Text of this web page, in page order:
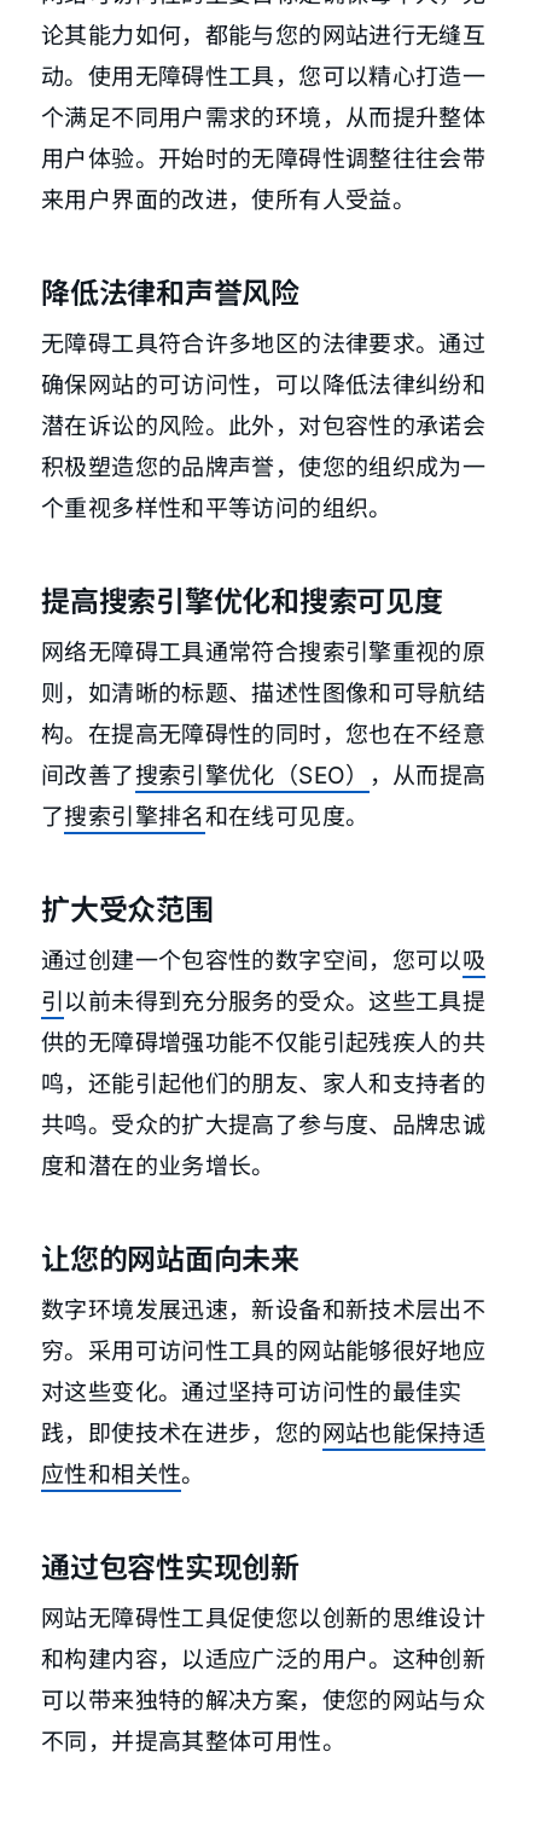
论其能力如何，都能与您的网站进行无缝互
动。使用无障碍性工具，您可以精心打造一
个满足不同用户需求的环境，从而提升整体
用户体验。开始时的无障碍性调整往往会带
来用户界面的改进，使所有人受益。
降低法律和声誉风险
无障碍工具符合许多地区的法律要求。通过
确保网站的可访问性，可以降低法律纠纷和
潜在诉讼的风险。此外，对包容性的承诺会
积极塑造您的品牌声誉，使您的组织成为一
个重视多样性和平等访问的组织。
提高搜索引擎优化和搜索可见度
网络无障碍工具通常符合搜索引擎重视的原
则，如清晰的标题、描述性图像和可导航结
构。在提高无障碍性的同时，您也在不经意
间改善了搜索引擎优化（SEO）
，从而提高
了搜索引擎排名和在线可见度。
扩大受众范围
通过创建一个包容性的数字空间，您可以吸
引 以前未得到充分服务的受众。这些工具提
供的无障碍增强功能不仅能引起残疾人的共
鸣，还能引起他们的朋友、家人和支持者的
共鸣。受众的扩大提高了参与度、品牌忠诚
度和潜在的业务增长。
让您的网站面向未来
数字环境发展迅速，新设备和新技术层出不
穷。采用可访问性工具的网站能够很好地应
对这些变化。通过坚持可访问性的最佳实
践，即使技术在进步，您的网站也能保持适
应性和相关性。
通过包容性实现创新
网站无障碍性工具促使您以创新的思维设计
和构建内容，以适应广泛的用户。这种创新
可以带来独特的解决方案，使您的网站与众
不同，并提高其整体可用性。